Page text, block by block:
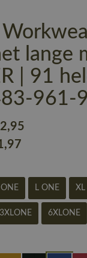
lange
| 91
961-
,95
,97
L ONE
3XLONE 6XLONE